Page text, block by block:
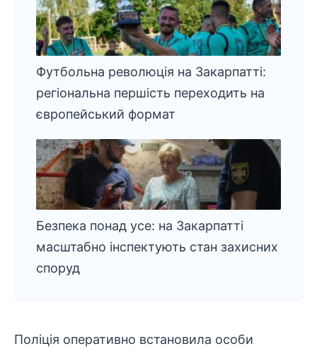
Футбольна революція на Закарпатті:
регіональна першість переходить на
європейський формат
Безпека понад усе: на Закарпатті
масштабно інспектують стан захисних
споруд
Поліція оперативно встановила особи